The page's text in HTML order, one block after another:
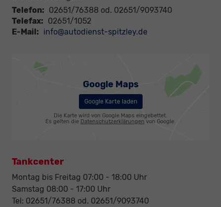
Telefon: 02651/76388 od. 02651/9093740
Telefax: 02651/1052
E-Mail: info@autodienst-spitzley.de
Google Maps
Google Karte laden
Die Karte wird von Google Maps eingebettet.
Es gelten die Datenschutzerklärungen von Google.
Tankcenter
Montag bis Freitag 07:00 - 18:00 Uhr
Samstag 08:00 - 17:00 Uhr
Tel: 02651/76388 od. 02651/9093740